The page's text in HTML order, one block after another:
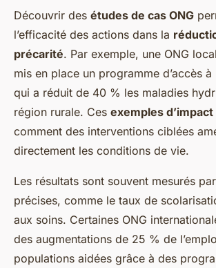
Découvrir des études de cas ONG
l’efficacité des actions dans la
précarité. Par exemple, une ONG
mis en place un programme d’accès à
qui a réduit de 40 % les maladies
région rurale. Ces exemples d’impact
comment des interventions ciblées
directement les conditions de vie.
Les résultats sont souvent mesurés
précises, comme le taux de
aux soins. Certaines ONG
des augmentations de 25 % de
populations aidées grâce à des